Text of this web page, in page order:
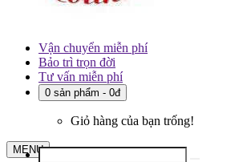
Vận chuyển miễn phí
Bảo trì trọn đời
Tư vấn miễn phí
0 sản phẩm - 0đ
Giỏ hàng của bạn trống!
MENU